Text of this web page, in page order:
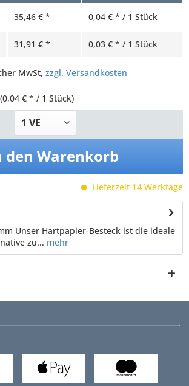
35,46 € * 0,04 € * / 1 Stück
31,91 € * 0,03 € * / 1 Stück
MwSt, zzgl. Versandkosten
(0,04 € * / 1 Stück)
den Warenkorb
Lieferzeit 14 Werktage
Unser Hartpapier-Besteck ist die ideale
zu... mehr